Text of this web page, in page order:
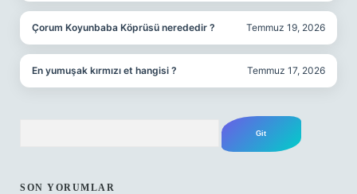
Çorum Koyunbaba Köprüsü nerededir ? Temmuz 19, 2026
En yumuşak kırmızı et hangisi ? Temmuz 17, 2026
SON YORUMLAR